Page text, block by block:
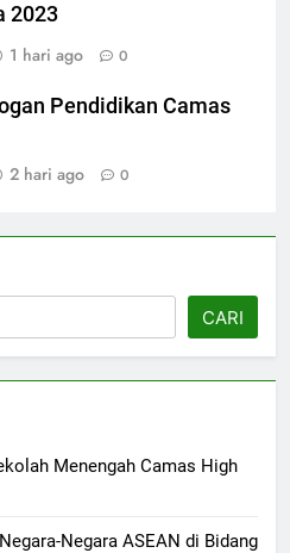
2023
1 hari ago 0
Pendidikan Camas
2 hari ago 0
CARI
Menengah Camas High
Negara ASEAN di Bidang